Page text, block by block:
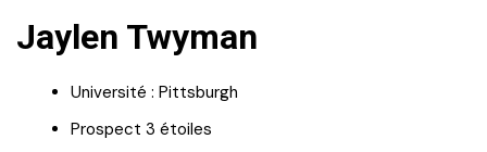
Jaylen Twyman
Université : Pittsburgh
Prospect 3 étoiles